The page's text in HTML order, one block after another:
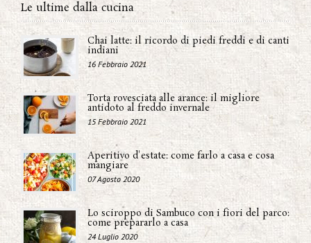
Le ultime dalla cucina
Chai latte: il ricordo di piedi freddi e di canti
indiani
16 Febbraio 2021
Torta rovesciata alle arance: il migliore
antidoto al freddo invernale
15 Febbraio 2021
Aperitivo d'estate: come farlo a casa e cosa
mangiare
07 Agosto 2020
Lo sciroppo di Sambuco con i fiori del parco:
come prepararlo a casa
24 Luglio 2020